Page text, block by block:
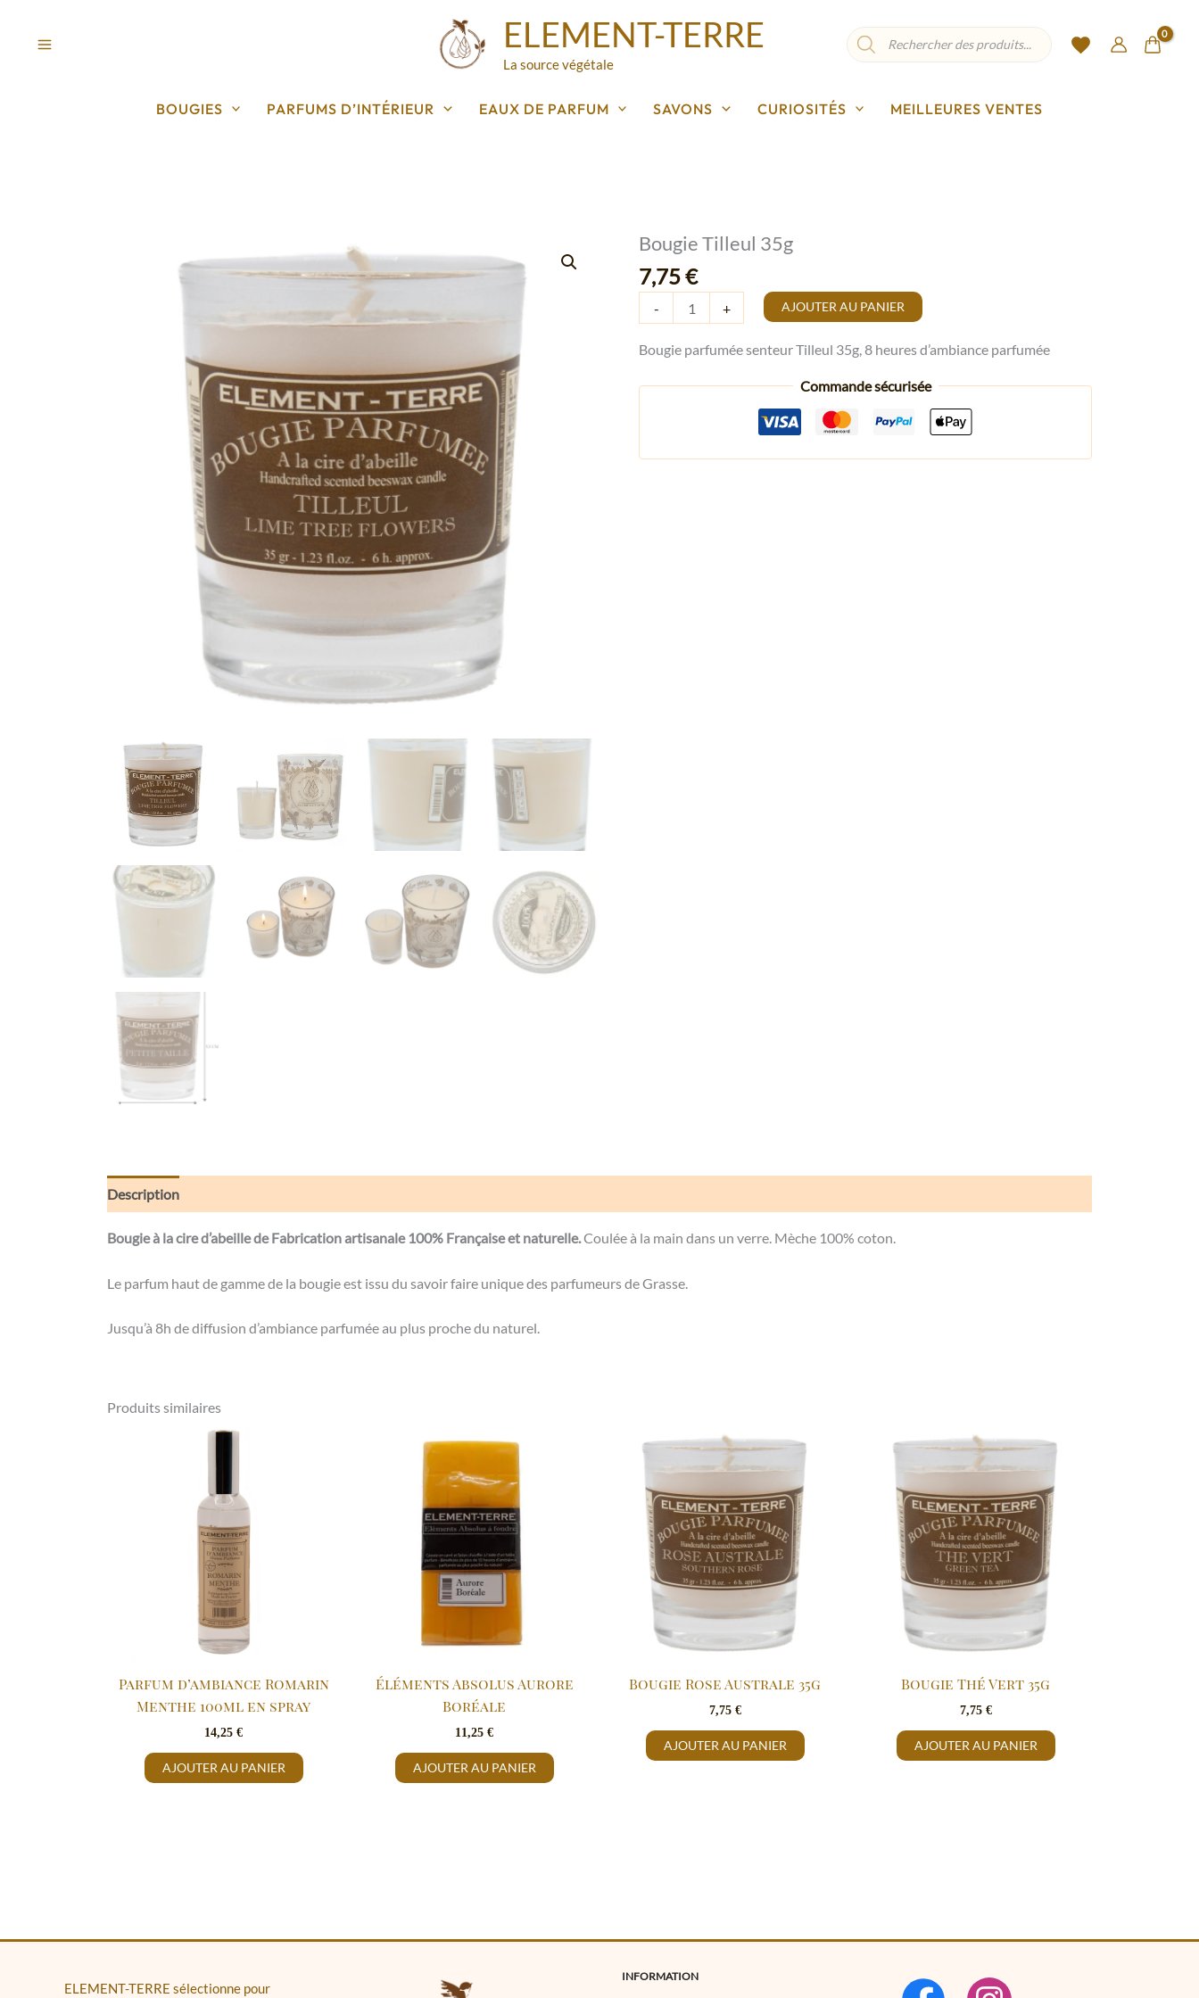
contenu
ELEMENT-TERRE
La source végétale
Recherche
de
BOUGIES PARFUMS D’INTÉRIEUR EAUX DE PARFUM SAVONS CURIOSITÉS MEILLEURES VENTES
Bougie Tilleul 35g
7,75€
-
quantité
de
Bougie
Tilleul
+ AJOUTER AU PANIER
Bougie parfumée senteur Tilleul 35g, 8 heures d’ambiance parfumée
Commande sécurisée
Description
Bougie à la cire d’abeille de Fabrication artisanale 100% Française et naturelle.Coulée à la main dans un verre. Mèche 100% coton.
Le parfum haut de gamme de la bougie est issu du savoir faire unique des parfumeurs de Grasse.
Jusqu’à 8h de diffusion d’ambiance parfumée au plus proche du naturel.
Produits similaires
Parfum d’ambiance Romarin
Menthe 100ml en spray
14,25 €
AJOUTER AU PANIER
Éléments Absolus Aurore
Boréale
11,25 €
AJOUTER AU PANIER
Bougie Rose Australe 35g
7,75 €
AJOUTER AU PANIER
Bougie Thé Vert 35g
7,75 €
AJOUTER AU PANIER
ELEMENT-TERRE sélectionne pour
INFORMATION